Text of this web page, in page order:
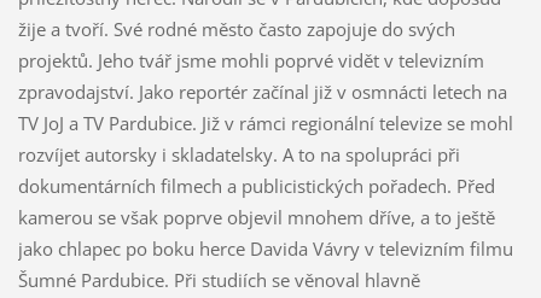
žije a tvoří. Své rodné město často zapojuje do svých
projektů. Jeho tvář jsme mohli poprvé vidět v televizním
zpravodajství. Jako reportér začínal již v osmnácti letech na
TV JoJ a TV Pardubice. Již v rámci regionální televize se mohl
rozvíjet autorsky i skladatelsky. A to na spolupráci při
dokumentárních filmech a publicistických pořadech. Před
kamerou se však poprve objevil mnohem dříve, a to ještě
jako chlapec po boku herce Davida Vávry v televizním filmu
Šumné Pardubice. Při studiích se věnoval hlavně